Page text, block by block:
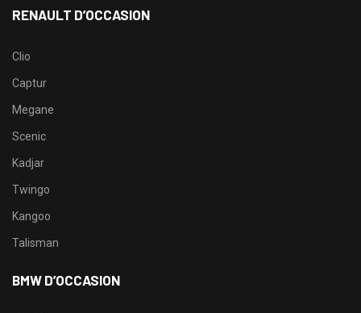
RENAULT D’OCCASION
Clio
Captur
Megane
Scenic
Kadjar
Twingo
Kangoo
Talisman
BMW D’OCCASION